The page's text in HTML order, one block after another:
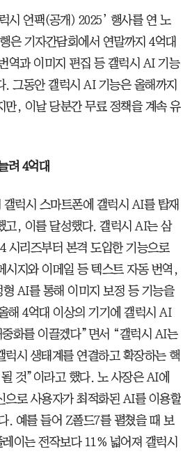
시 언팩(공개) 2025’ 행사를 연 노
은 기자간담회에서 연말까지 4억대
역과 이미지 편집 등 갤럭시 AI 기능
. 그동안 갤럭시 AI 기능은 올해까지
만, 이날 당분간 무료 정책을 계속 유
려 4억대
럭시 스마트폰에 갤럭시 AI를 탑재
고, 이를 달성했다. 갤럭시 AI는 삼
시리즈부터 본격 도입한 기능으로
시지와 이메일 등 텍스트 자동 번역,
AI를 통해 이미지 보정 등 기능을
해 4억대 이상의 기기에 갤럭시 AI
화를 이끌겠다”면서 “갤럭시 AI는
럭시 생태계를 연결하고 확장하는 핵
것”이라고 했다. 노 사장은 AI에
으로 사용자가 최적화된 AI를 이용할
. 예를 들어 Z폴드7를 펼쳤을 때 보
이는 전작보다 11% 넓어져 갤럭시